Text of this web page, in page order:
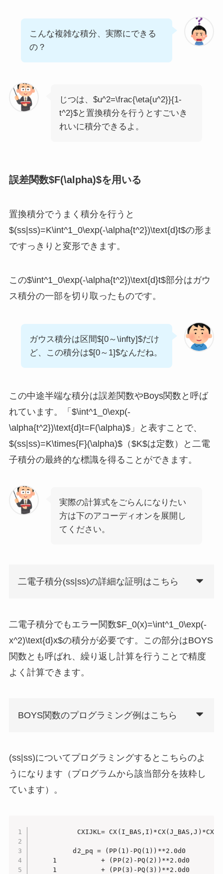
こんな複雑な積分、実際にできる
の？
じつは、$u^2=\frac{\eta{u^2}}{1-
t^2}$と置換積分を行うとすごいき
れいに積分できるよ。
誤差関数$F(\alpha)$を用いる
置換積分でうまく積分を行うと
$(ss|ss)=K\int^1_0\exp(-\alpha{t^2})\text{d}t$の形ま
ですっきりと変形できます。
この$\int^1_0\exp(-\alpha{t^2})\text{d}t$部分はガウ
ス積分の一部を切り取ったものです。
ガウス積分は区間$[0～\infty]$だけ
ど、この積分は$[0～1]$なんだね。
この中途半端な積分は誤差関数やBoys関数と呼ば
れています。「$\int^1_0\exp(-
\alpha{t^2})\text{d}t=F(\alpha)$」と表すことで、
$(ss|ss)=K\times{F}(\alpha)$（$K$は定数）と二電
子積分の最終的な標識を得ることができます。
実際の計算式をごらんになりたい
方は下のアコーディオンを展開し
てください。
二電子積分(ss|ss)の詳細な証明はこちら
二電子積分でもエラー関数$F_0(x)=\int^1_0\exp(-
x^2)\text{d}x$の積分が必要です。この部分はBOYS
関数とも呼ばれ、繰り返し計算を行うことで精度
よく計算できます。
BOYS関数のプログラミング例はこちら
(ss|ss)についてプログラミングするとこちらのよ
うになります（プログラムから該当部分を抜粋し
ています）。
CXIJKL=
          d2_pq = (PP(1)-PQ(1))**2.0d0
     1           + (PP(2)-PQ(2))**2.0d0
     1           + (PP(3)-PQ(3))**2.0d0